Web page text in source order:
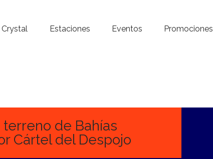
Estaciones Eventos Promociones
Noticias
Para ti
de Bahías
Cártel del Despojo